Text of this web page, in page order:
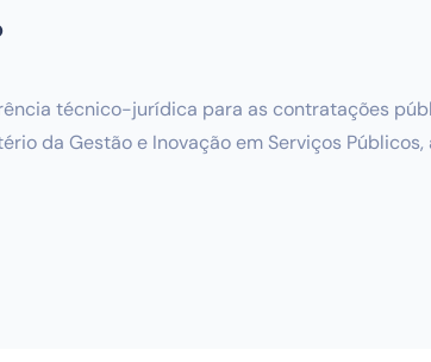
técnico-jurídica para as contratações
da Gestão e Inovação em Serviços